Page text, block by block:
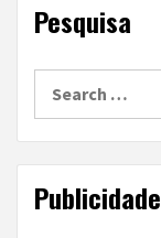
Pesquisa
Publicidade